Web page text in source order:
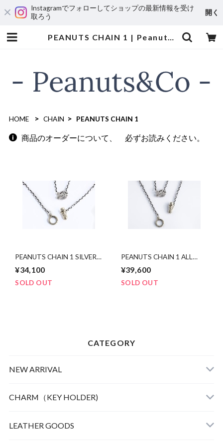
Instagramでフォローしてショップの最新情報を受け
取ろう
開く
PEANUTS CHAIN 1 | Peanuts&Co
HOME CHAIN PEANUTS CHAIN 1
商品のオーダーについて、 必ずお読みください。
PEANUTS CHAIN 1 SILVER
¥34,100
SOLD OUT
PEANUTS CHAIN 1 ALL
SQUARE). 50cm
¥39,600
SOLD OUT
CATEGORY
NEW ARRIVAL
LEATHER
CHARM（KEY HOLDER)
LEATHER GOODS